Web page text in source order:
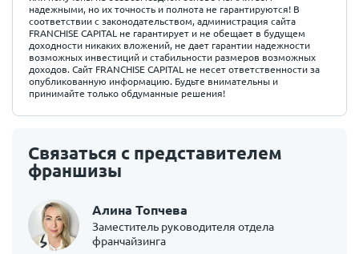
надежными, но их точность и полнота не гарантируются! В
соответствии с законодательством, администрация сайта
FRANCHISE CAPITAL не гарантирует и не обещает в будущем
доходности никаких вложений, не дает гарантии надежности
возможных инвестиций и стабильности размеров возможных
доходов. Сайт FRANCHISE CAPITAL не несет ответственности за
опубликованную информацию. Будьте внимательны и
принимайте только обдуманные решения!
Связаться с представителем
франшизы
Алина Топчева
Заместитель руководителя отдела
франчайзинга